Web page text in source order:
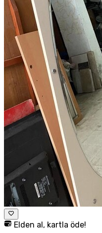
Elden al, kartla öde!